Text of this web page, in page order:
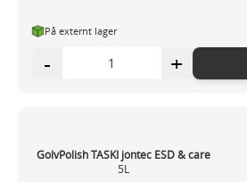
På externt lager
- +
GolvPolish TASKI jontec ESD & care
5L